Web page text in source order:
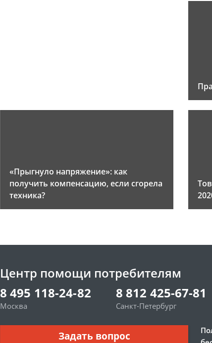
«Прыгнуло напряжение»: как
получить компенсацию, если сгорела
техника?
Центр помощи потребителям
8 495 118-24-82
Москва
8 812 425-67-81
Санкт-Петербург
Задать вопрос